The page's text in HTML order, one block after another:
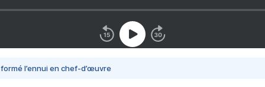
l’ennui en chef-d’œuvre